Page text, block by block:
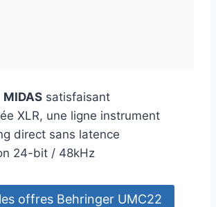
MIDAS satisfaisant
XLR, une ligne instrument
direct sans latence
24-bit / 48kHz
offres Behringer UMC22